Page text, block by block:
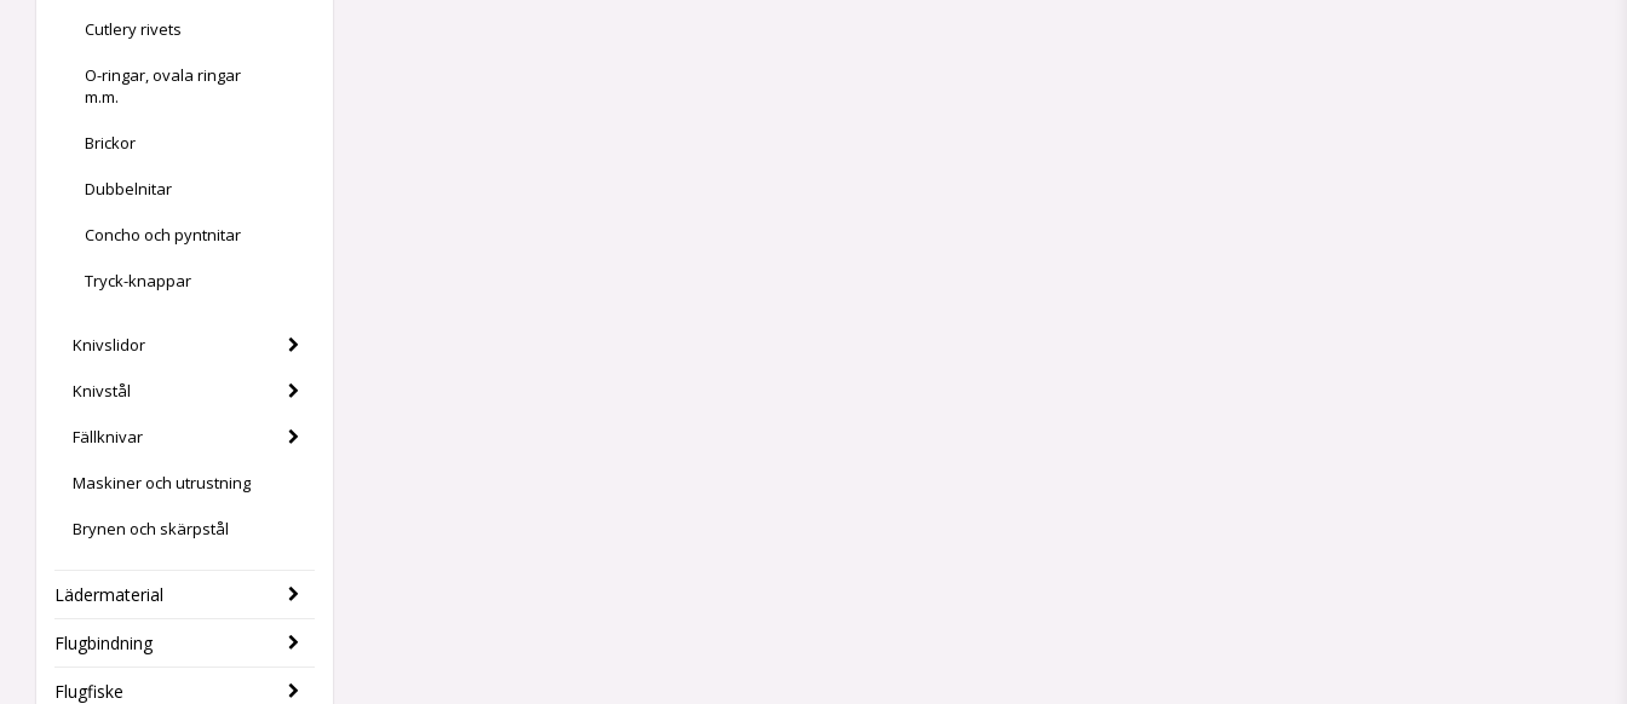
Cutlery rivets
O-ringar, ovala ringar
m.m.
Brickor
Dubbelnitar
Concho och pyntnitar
Tryck-knappar
Knivslidor
Knivstål
Fällknivar
Maskiner och utrustning
Brynen och skärpstål
Lädermaterial
Flugbindning
Flugfiske